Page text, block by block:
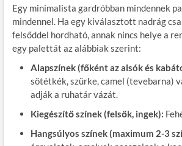
Egy minimalista gardróbban mindennek
mindennel. Ha egy kiválasztott nadrág
felsőddel hordható, annak nincs helye a
egy palettát az alábbiak szerint:
Alapszínek (főként az alsók és
sötétkék, szürke, camel (tevebarna)
adják a ruhatár vázát.
Kiegészítő színek (felsők, ingek):
Hangsúlyos színek (maximum 2-3